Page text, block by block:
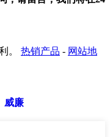
。 热销产品 - 网站地
威廉